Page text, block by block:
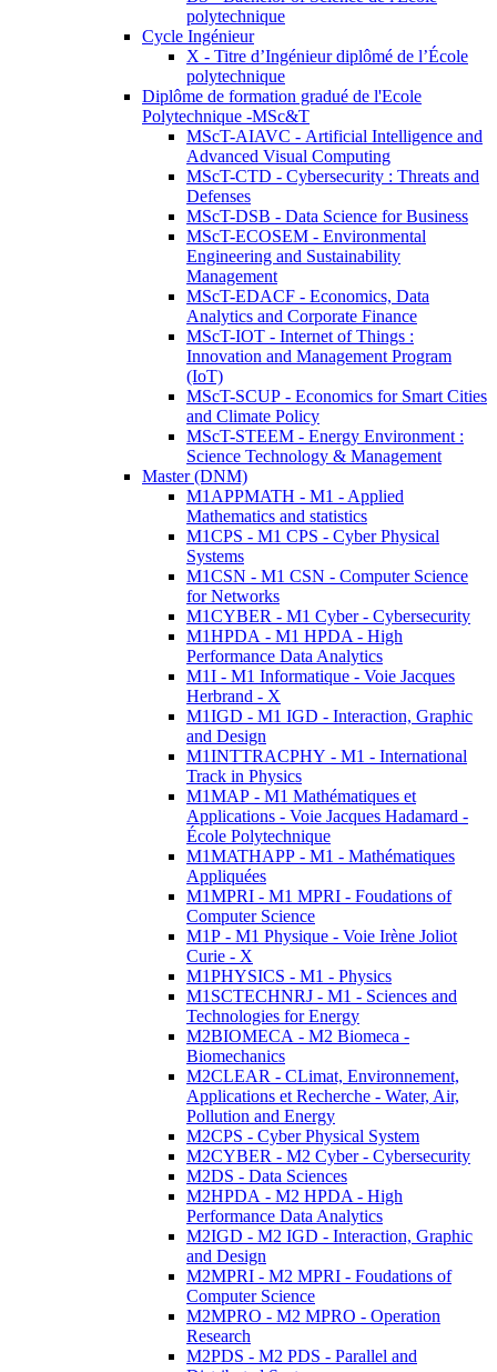
polytechnique
Cycle Ingénieur
X - Titre d’Ingénieur diplômé de l’École
polytechnique
Diplôme de formation gradué de l'Ecole
Polytechnique -MSc&T
MScT-AIAVC - Artificial Intelligence and
Advanced Visual Computing
MScT-CTD - Cybersecurity : Threats and
Defenses
MScT-DSB - Data Science for Business
MScT-ECOSEM - Environmental
Engineering and Sustainability
Management
MScT-EDACF - Economics, Data
Analytics and Corporate Finance
MScT-IOT - Internet of Things :
Innovation and Management Program
(IoT)
MScT-SCUP - Economics for Smart Cities
and Climate Policy
MScT-STEEM - Energy Environment :
Science Technology & Management
Master (DNM)
M1APPMATH - M1 - Applied
Mathematics and statistics
M1CPS - M1 CPS - Cyber Physical
Systems
M1CSN - M1 CSN - Computer Science
for Networks
M1CYBER - M1 Cyber - Cybersecurity
M1HPDA - M1 HPDA - High
Performance Data Analytics
M1I - M1 Informatique - Voie Jacques
Herbrand - X
M1IGD - M1 IGD - Interaction, Graphic
and Design
M1INTTRACPHY - M1 - International
Track in Physics
M1MAP - M1 Mathématiques et
Applications - Voie Jacques Hadamard -
École Polytechnique
M1MATHAPP - M1 - Mathématiques
Appliquées
M1MPRI - M1 MPRI - Foudations of
Computer Science
M1P - M1 Physique - Voie Irène Joliot
Curie - X
M1PHYSICS - M1 - Physics
M1SCTECHNRJ - M1 - Sciences and
Technologies for Energy
M2BIOMECA - M2 Biomeca -
Biomechanics
M2CLEAR - CLimat, Environnement,
Applications et Recherche - Water, Air,
Pollution and Energy
M2CPS - Cyber Physical System
M2CYBER - M2 Cyber - Cybersecurity
M2DS - Data Sciences
M2HPDA - M2 HPDA - High
Performance Data Analytics
M2IGD - M2 IGD - Interaction, Graphic
and Design
M2MPRI - M2 MPRI - Foudations of
Computer Science
M2MPRO - M2 MPRO - Operation
Research
M2PDS - M2 PDS - Parallel and